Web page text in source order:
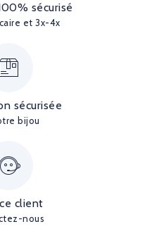
sécurisé
et 3x-4x
sécurisée
bijou
client
nous